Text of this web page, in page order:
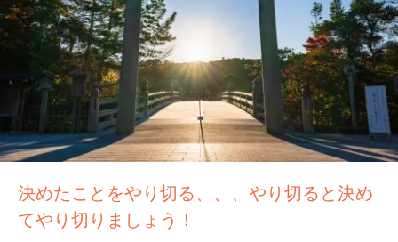
決めたことをやり切る、、、やり切ると決め
てやり切りましょう！